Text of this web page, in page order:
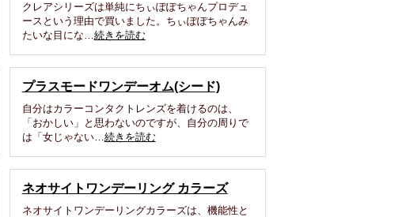
クレアシリーズは単純にちぃぽぽちゃんプロデュ
ースという理由で買いました。ちぃぽぽちゃんみ
たいな目にな…続きを読む
プラスモードワンデーオム(シード)
自分はカラーコンタクトレンズを着けるのは、
「おかしい」と思わないのですが、自分の周りで
は「女じゃない…続きを読む
ネオサイトワンデーリング カラーズ
ネオサイトワンデーリングカラーズは、機能性と